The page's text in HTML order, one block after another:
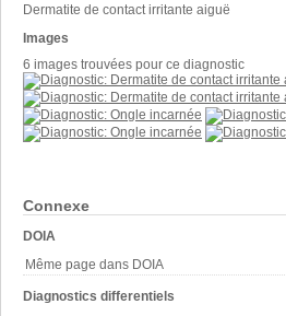
Connexe
DOIA
Même page dans DOIA
Diagnostics differentiels
Dermatite de contact irritante aiguë
Images
6 images trouvées pour ce diagnostic